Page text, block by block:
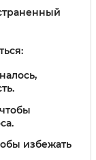
избежать